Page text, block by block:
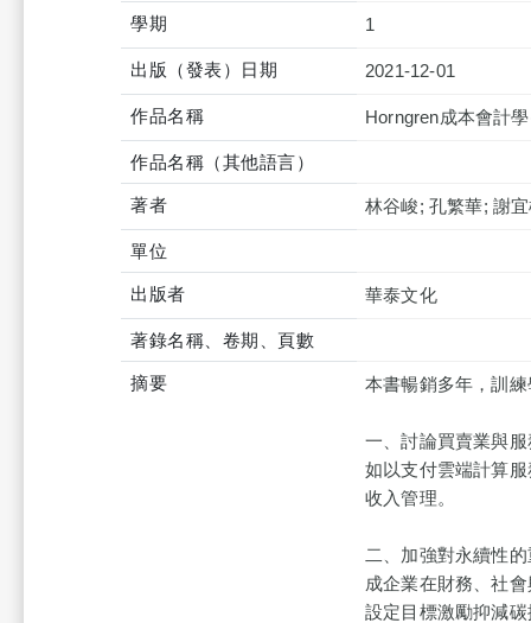
學期 1
出版（發表）日期 2021-12-01
作品名稱 Horngren成本會計
作品名稱（其他語言）
著者 林谷峻; 孔繁華; 謝
單位
出版者 華泰文化
著錄名稱、卷期、頁數
摘要 本書暢銷多年，訓
一、討論買賣業與
如以支付雲端計算
收入管理。
二、加強對永續性
成企業在財務、社
設定目標激勵抑減